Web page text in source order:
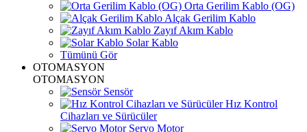
Orta Gerilim Kablo (OG)
Alçak Gerilim Kablo
Zayıf Akım Kablo
Solar Kablo
Tümünü Gör
OTOMASYON
OTOMASYON
Sensör
Hız Kontrol
Cihazları ve Sürücüler
Servo Motor